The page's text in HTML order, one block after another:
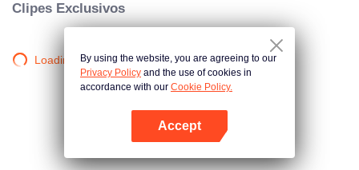
Abra o programa
Clipes Exclusivos
Loading…By using the website, you are agreeing to our
Privacy Policy and the use of cookies in
accordance with our Cookie Policy.
Accept